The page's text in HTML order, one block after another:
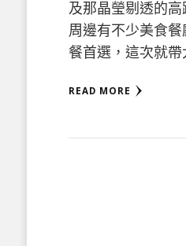
及那晶瑩剔透的
周邊有不少美食
餐首選，這次就
READ MORE